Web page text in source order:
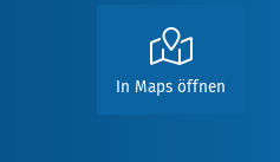
In Maps öffnen